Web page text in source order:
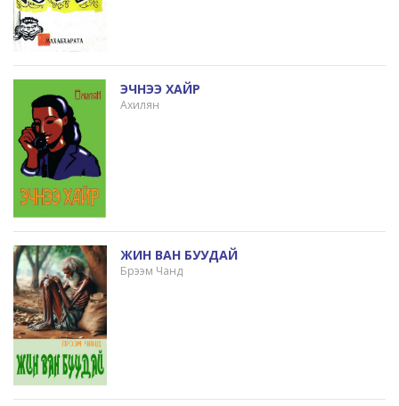
ЭЧНЭЭ ХАЙР
Ахилян
ЖИН ВАН БУУДАЙ
Брээм Чанд